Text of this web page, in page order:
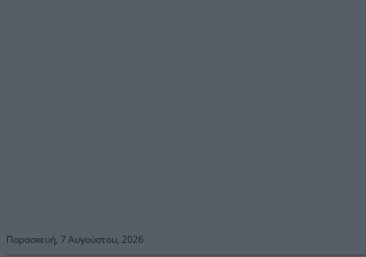
Παρασκευή, 7 Αυγούστου, 2026